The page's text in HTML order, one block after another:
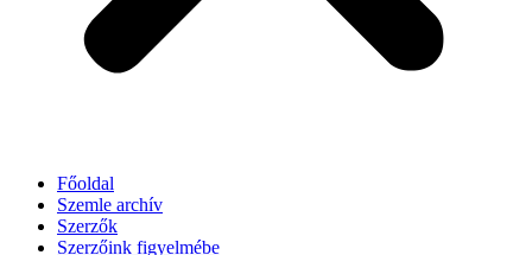
Főoldal
Szemle archív
Szerzők
Szerzőink figyelmébe